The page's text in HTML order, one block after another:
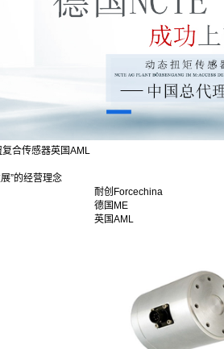
复合传感器英国AML
”的经营理念
耐创Forcechina
德国ME
英国AML